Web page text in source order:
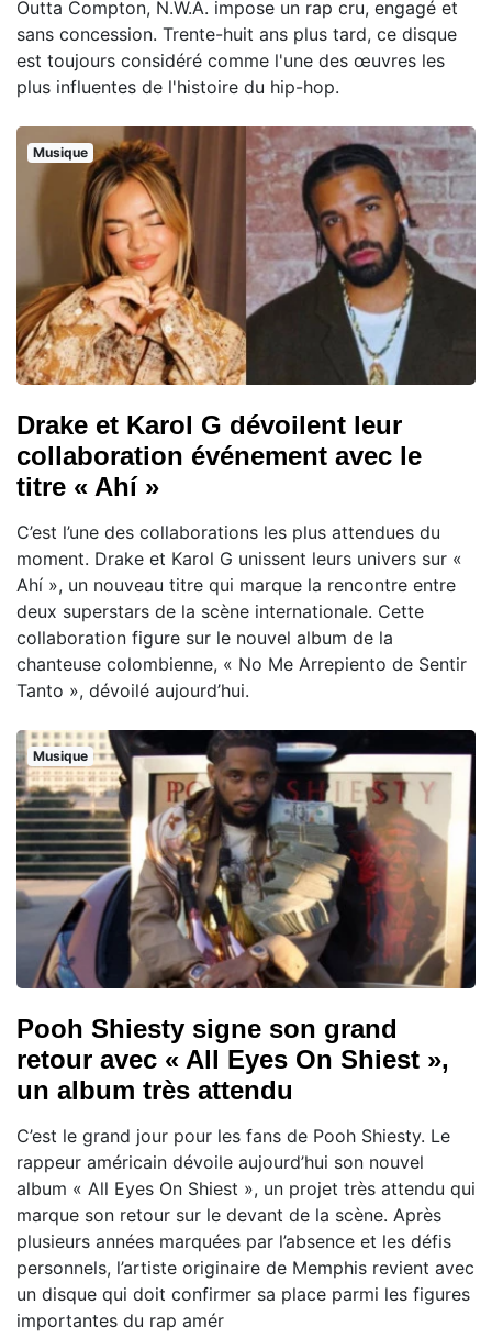
Outta Compton, N.W.A. impose un rap cru, engagé et
sans concession. Trente-huit ans plus tard, ce disque
est toujours considéré comme l'une des œuvres les
plus influentes de l'histoire du hip-hop.
Musique
Drake et Karol G dévoilent leur
collaboration événement avec le
titre « Ahí »
C’est l’une des collaborations les plus attendues du
moment. Drake et Karol G unissent leurs univers sur «
Ahí », un nouveau titre qui marque la rencontre entre
deux superstars de la scène internationale. Cette
collaboration figure sur le nouvel album de la
chanteuse colombienne, « No Me Arrepiento de Sentir
Tanto », dévoilé aujourd’hui.
Musique
Pooh Shiesty signe son grand
retour avec « All Eyes On Shiest »,
un album très attendu
C’est le grand jour pour les fans de Pooh Shiesty. Le
rappeur américain dévoile aujourd’hui son nouvel
album « All Eyes On Shiest », un projet très attendu qui
marque son retour sur le devant de la scène. Après
plusieurs années marquées par l’absence et les défis
personnels, l’artiste originaire de Memphis revient avec
un disque qui doit confirmer sa place parmi les figures
importantes du rap amér